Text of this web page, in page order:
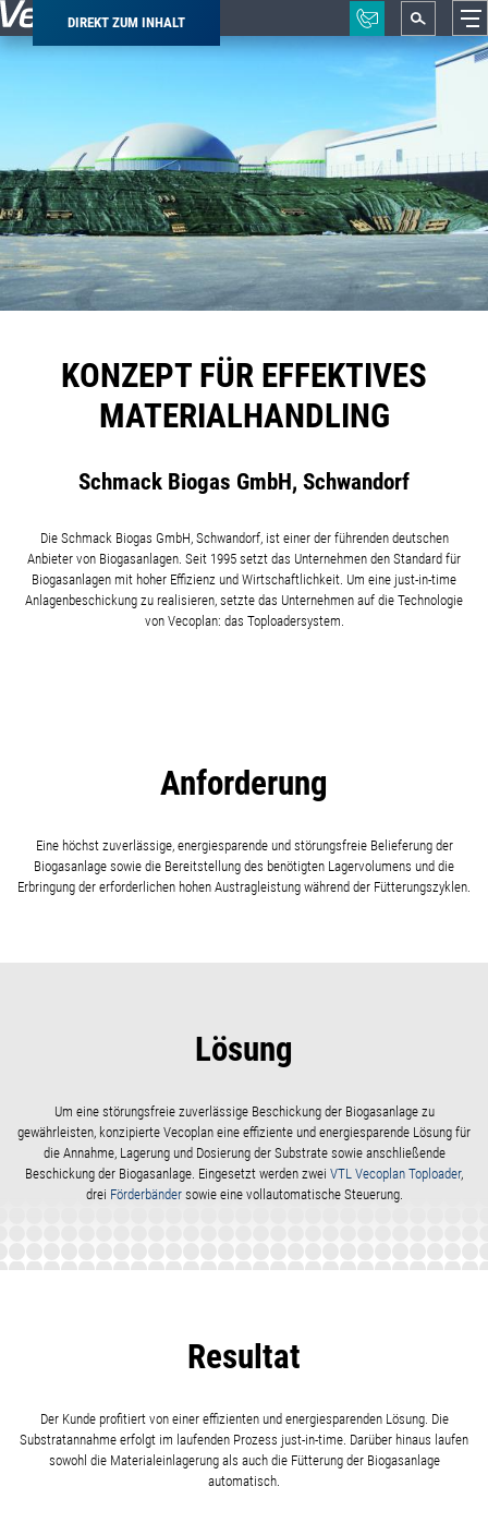
DIREKT ZUM INHALT
Pfadnavigation
KONZEPT FÜR EFFEKTIVES
MATERIALHANDLING
Schmack Biogas GmbH, Schwandorf
Die Schmack Biogas GmbH, Schwandorf, ist einer der führenden deutschen
Anbieter von Biogasanlagen. Seit 1995 setzt das Unternehmen den Standard für
Biogasanlagen mit hoher Effizienz und Wirtschaftlichkeit. Um eine just-in-time
Anlagenbeschickung zu realisieren, setzte das Unternehmen auf die Technologie
von Vecoplan: das Toploadersystem.
Anforderung
Eine höchst zuverlässige, energiesparende und störungsfreie Belieferung der
Biogasanlage sowie die Bereitstellung des benötigten Lagervolumens und die
Erbringung der erforderlichen hohen Austragleistung während der Fütterungszyklen.
Lösung
Um eine störungsfreie zuverlässige Beschickung der Biogasanlage zu
gewährleisten, konzipierte Vecoplan eine effiziente und energiesparende Lösung für
die Annahme, Lagerung und Dosierung der Substrate sowie anschließende
Beschickung der Biogasanlage. Eingesetzt werden zwei VTL Vecoplan Toploader,
drei Förderbändersowie eine vollautomatische Steuerung.
Resultat
Der Kunde profitiert von einer effizienten und energiesparenden Lösung. Die
Substratannahme erfolgt im laufenden Prozess just-in-time. Darüber hinaus laufen
sowohl die Materialeinlagerung als auch die Fütterung der Biogasanlage
automatisch.